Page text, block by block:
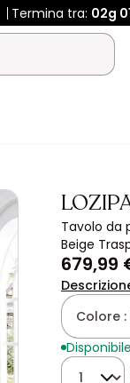
Termina tra: 02g
Tavolo da
Beige
679,99
Colore :
Disponibile
Quantità